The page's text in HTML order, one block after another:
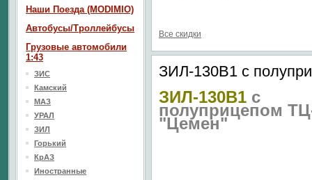
Все скидки
ЗИЛ-130В1 с
ЗИЛ-130В1 с
полуприцепом
"Цемен"
Наши Поезда (MODIMIO)
Автобусы/Троллейбусы
Грузовые автомобили
1:43
ЗИС
Камский
МАЗ
УРАЛ
ЗИЛ
Горький
КрАЗ
Иностранные